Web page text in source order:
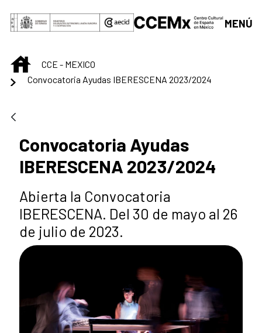
Saltar al contenido principal
MENÚ
INICIOCCE - MEXICO
Convocatoria Ayudas IBERESCENA 2023/2024
Convocatoria Ayudas
IBERESCENA 2023/2024
Abierta la Convocatoria
IBERESCENA. Del 30 de mayo al 26
de julio de 2023.